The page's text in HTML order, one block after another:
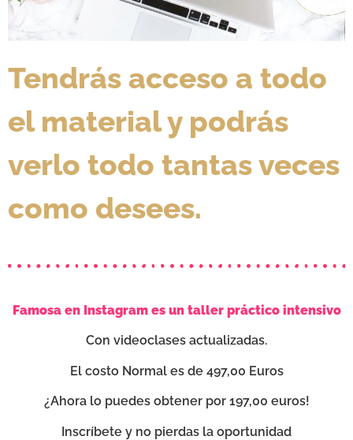
Tendrás acceso a todo
el material y podrás
verlo todo tantas veces
como desees.
Famosa en Instagram es un taller práctico intensivo
Con videoclases actualizadas.
El costo Normal es de 497,00 Euros
¿Ahora lo puedes obtener por 197,00 euros!
Inscríbete y no pierdas la oportunidad